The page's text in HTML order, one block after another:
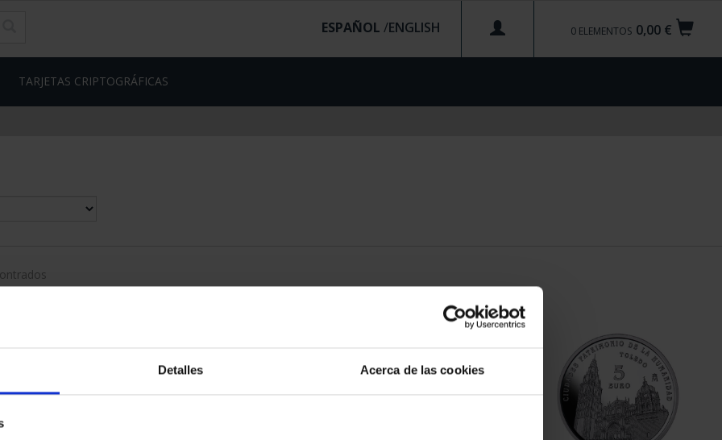
Detalles Acerca de las cookies
0,00 €
0 ELEMENTOS
ESPAÑOL /
TARJETAS CRIPTOGRÁFICAS